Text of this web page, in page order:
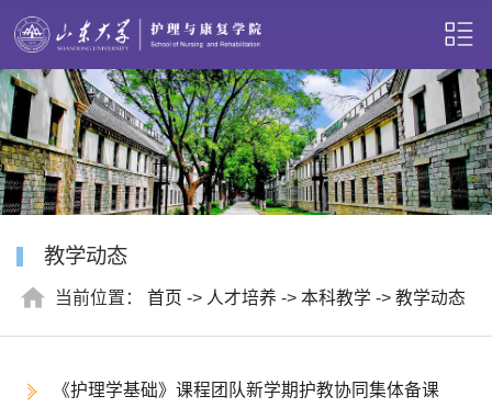
教学动态
当前位置： 首页 -> 人才培养 -> 本科教学 -> 教学动态
《护理学基础》课程团队新学期护教协同集体备课